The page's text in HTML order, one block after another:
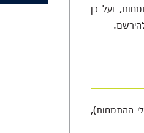
ועל כן
ההתמחות),